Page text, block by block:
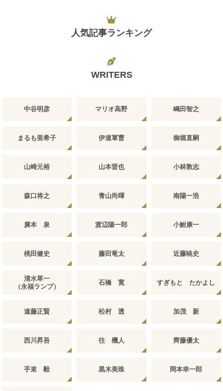
人気記事ランキング
WRITERS
中谷明彦 マリオ高野 嶋田智之
まるも亜希子 伊達軍曹 御堀直嗣
山崎元裕 山本晋也 小林敦志
森口将之 青山尚暉 南陽一浩
廣本 泉 渡辺陽一郎 小鮒康一
桃田健史 藤田竜太 近藤暁史
清水草一
（永福ランプ）
石橋 寛 すぎもと たかよし
遠藤正賢 松村 透 加茂 新
西川昇吾 往 機人 齊藤優太
手束 毅 黒木美珠 岡本幸一郎